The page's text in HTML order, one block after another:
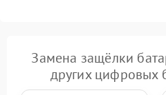
Замена защёлки
других цифровых